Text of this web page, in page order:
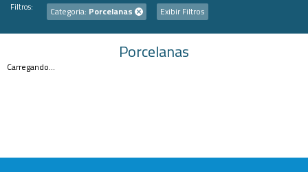
Filtros: Categoria: Porcelanas Exibir Filtros
Porcelanas
Carregando...